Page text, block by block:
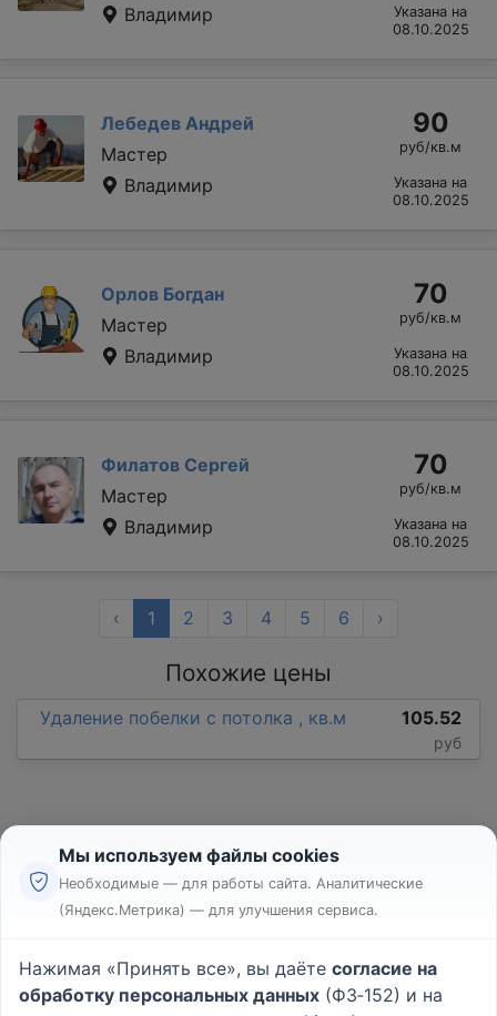
Владимир
Указана на
08.10.2025
Лебедев Андрей
Мастер
Владимир
90
руб/кв.м
Указана на
08.10.2025
Орлов Богдан
Мастер
Владимир
70
руб/кв.м
Указана на
08.10.2025
Филатов Сергей
Мастер
Владимир
70
руб/кв.м
Указана на
08.10.2025
‹ 1 2 3 4 5 6 ›
Похожие цены
Удаление побелки с потолка , кв.м 105.52
руб
Реклама
Пользовательское соглашение
Политика конфиденциальности
Мы используем файлы cookies
Необходимые — для работы сайта. Аналитические
(Яндекс.Метрика) — для улучшения сервиса.
Нажимая «Принять все», вы даёте согласие на
обработку персональных данных (ФЗ‑152) и на